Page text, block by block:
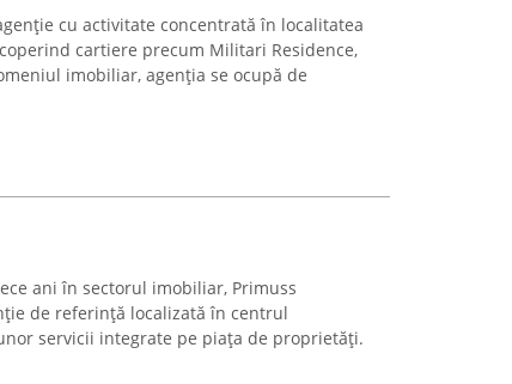
cu activitate concentrată în localitatea
cartiere precum Militari Residence,
imobiliar, agenția se ocupă de
ani în sectorul imobiliar, Primuss
de referință localizată în centrul
servicii integrate pe piața de proprietăți.